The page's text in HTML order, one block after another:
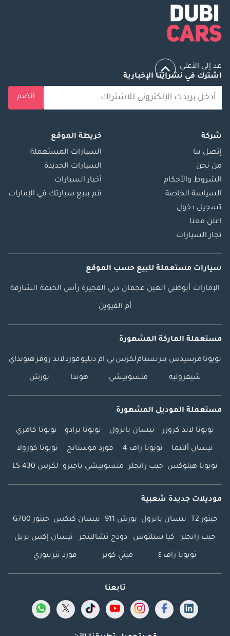
عد إلى الأعلى
اشترك في نشراتنا الإخبارية
انضم
شركة
إتصل بنا
من نحن
الشروط والأحكام
السياسة الخاصة
تسجيل دخول
اعلن معنا
تجار السيارات
خريطة الموقع
السيارات المستعملة
السيارات الجديدة
أخبار السيارات
قم ببيع سيارتك في الإمارات
سيارات مستعملة للبيع حسب الموقع
الإمارات أبوظبي العين عجمان دبي الفجيرة رأس الخيمة الشارقة
أم القيوين
مستعملة الماركة المشهورة
تويوتا مرسيدس بنزنسياملكزس بي ام دبليوفوردلاند روفرهيونداي
شيفروليه متسوبيشي هوندا بورش
مستعملة الموديل المشهورة
تويوتا لاند كروزر نيسان باترول تويوتا برادو تويوتا كامري
نيسان ألتيما تويوتا راف 4 فورد موستانج تويوتا كورولا
تويوتا هيلوكس جيب رانجلر متسوبيشي باجيرو لكزس LS 430
موديلات جديدة شعبية
جيتور T2 نيسان باترول بورش 911 نيسان كيكس جيتور G700
جيب رانجلر كيا سيلتوس دودج تشالينجر نيسان إكس تريل
تويوتا راف ٤ ميني كوبر فورد تيريتوري
تابعنا